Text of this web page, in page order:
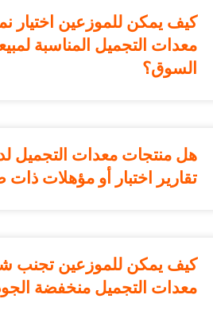
كيف يمكن للموزعين اختيار
معدات التجميل المناسبة
السوق؟
هل منتجات معدات التجميل
تقارير اختبار أو مؤهلات ذات
كيف يمكن للموزعين تجنب
معدات التجميل منخفضة